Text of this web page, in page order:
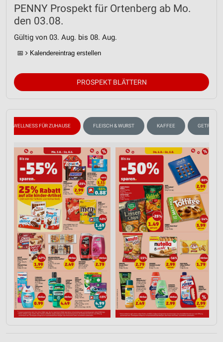
PENNY Prospekt für Ortenberg ab Mo.
den 03.08.
Gültig von 03. Aug. bis 08. Aug.
📅 Kalendereintrag erstellen
PROSPEKT BLÄTTERN
WELLNESS FÜR ZUHAUSE FLEISCH & WURST KAFFEE GETRÄNKE